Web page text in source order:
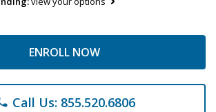
ENROLL NOW
Call Us: 855.520.6806